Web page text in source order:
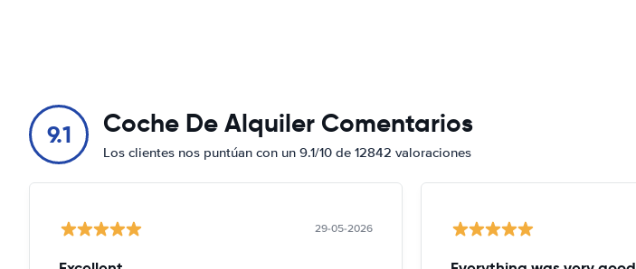
9.1 Coche De Alquiler Comentarios
Los clientes nos puntúan con un 9.1/10 de 12842 valoraciones
29-05-2026